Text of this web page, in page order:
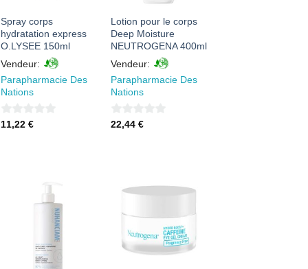
Spray corps
hydratation express
O.LYSEE 150ml
Vendeur:
Parapharmacie Des
Nations
0
11,22 €
Lotion pour le corps
Deep Moisture
NEUTROGENA 400ml
Vendeur:
Parapharmacie Des
Nations
0
22,44 €
AJOUTER
À MES
FAVORIS
AJOUTER
À MES
FAVORIS